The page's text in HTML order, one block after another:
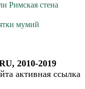
Римская стена
мумий
2010-2019
активная ссылка